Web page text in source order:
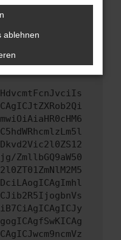
Schritte versucht
beheben. Du kannst
uns bei der
ZmllbGQ9aW50
ablehnen